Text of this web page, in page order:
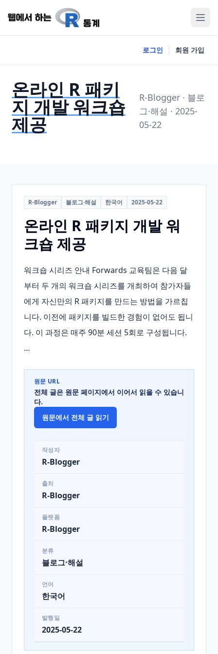
로그인 회원 가입
온라인 R 패키
지 개발 워크숍
제공
R-Blogger · 블로
그·해설 · 2025-
05-22
R-Blogger 블로그·해설 한국어 2025-05-22
온라인 R 패키지 개발 워
크숍 제공
워크숍 시리즈 안내 Forwards 교육팀은 다음 달
부터 두 개의 워크숍 시리즈를 개최하여 참가자들
에게 자신만의 R 패키지를 만드는 방법을 가르칩
니다. 이전에 패키지를 빌드한 경험이 없어도 됩니
다. 이 과정은 매주 90분 세션 5회로 구성됩니다.
…
원문 URL
전체 글은 원문 페이지에서 이어서 읽을 수 있습니
다.
원문에서 전체 글 읽기
작성자
R-Blogger
출처
R-Blogger
플랫폼
R-Blogger
분류
블로그·해설
언어
한국어
발행일
2025-05-22